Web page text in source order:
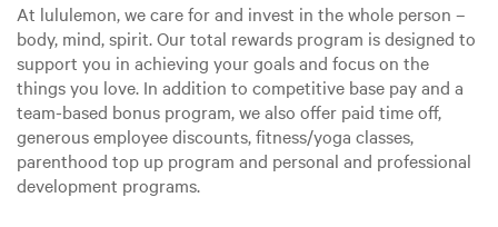
At lululemon, we care for and invest in the whole person –
body, mind, spirit. Our total rewards program is designed to
support you in achieving your goals and focus on the
things you love. In addition to competitive base pay and a
team-based bonus program, we also offer paid time off,
generous employee discounts, fitness/yoga classes,
parenthood top up program and personal and professional
development programs.